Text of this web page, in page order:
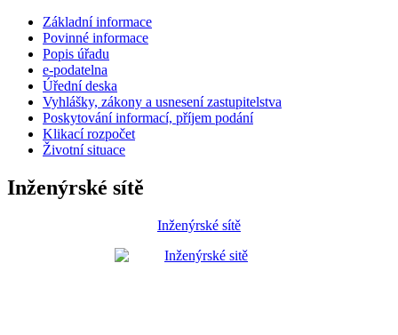
Základní informace
Povinné informace
Popis úřadu
e-podatelna
Úřední deska
Vyhlášky, zákony a usnesení zastupitelstva
Poskytování informací, příjem podání
Klikací rozpočet
Životní situace
Inženýrské sítě
Inženýrské sítě